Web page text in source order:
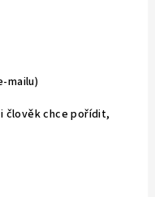
5 hvězdiček.
mailu)
člověk chce pořídit,
5 hvězdiček.